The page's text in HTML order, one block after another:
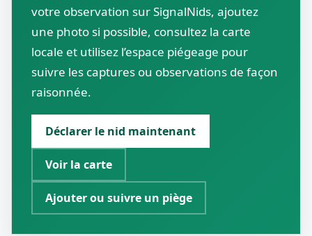
votre observation sur SignalNids, ajoutez
une photo si possible, consultez la carte
locale et utilisez l’espace piégeage pour
suivre les captures ou observations de façon
raisonnée.
Déclarer le nid maintenant
Voir la carte
Ajouter ou suivre un piège